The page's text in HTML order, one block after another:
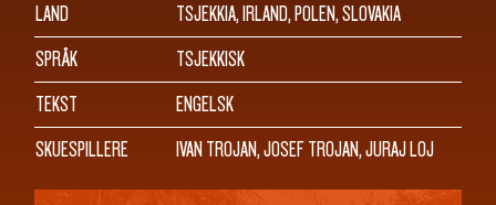
LAND
TSJEKKIA, IRLAND, POLEN, SLOVAKIA
SPRÅK
TSJEKKISK
TEKST
ENGELSK
SKUESPILLERE
IVAN TROJAN, JOSEF TROJAN, JURAJ LOJ